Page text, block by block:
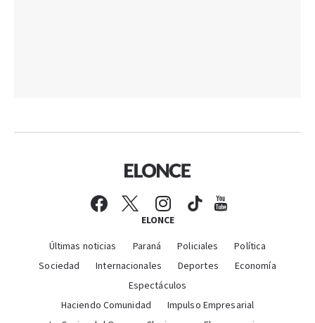
ELONCE
Últimas noticias Paraná Policiales
Política
Sociedad
Internacionales Deportes
Economía
Espectáculos
Haciendo Comunidad
Impulso Empresarial